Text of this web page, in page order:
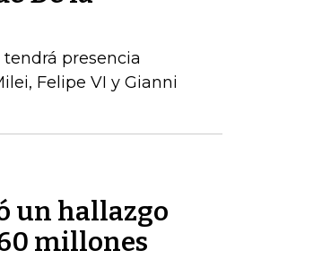
presencia
Felipe VI y Gianni
un hallazgo
millones